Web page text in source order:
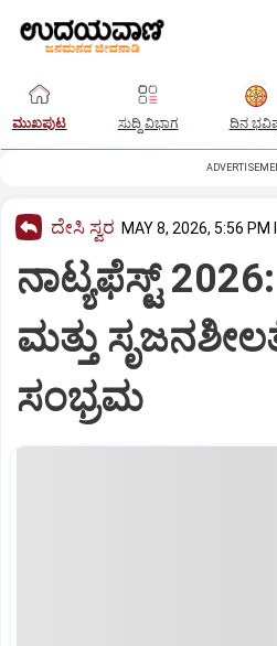
ಮುಖಪುಟ ಸುದ್ದಿ ವಿಭಾಗ ದಿನ
ದೇಸಿ ಸ್ವರ MAY 8, 2026, 5:56 PM
ನಾಟ್ಯಫೆಸ್ಟ್‌
ಮತ್ತು
ಸಂಭ್ರಮ